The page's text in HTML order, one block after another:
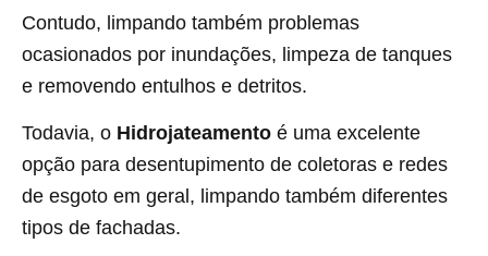
Contudo, limpando também problemas
ocasionados por inundações, limpeza de tanques
e removendo entulhos e detritos.
Todavia, o Hidrojateamento é uma excelente
opção para desentupimento de coletoras e redes
de esgoto em geral, limpando também diferentes
tipos de fachadas.